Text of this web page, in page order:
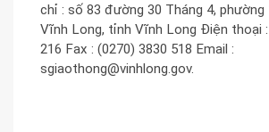
chỉ : số 83 đường 30 Tháng 4, phường
Vĩnh Long, tỉnh Vĩnh Long Điện thoại :
216 Fax : (0270) 3830 518 Email :
sgiaothong@vinhlong.gov.